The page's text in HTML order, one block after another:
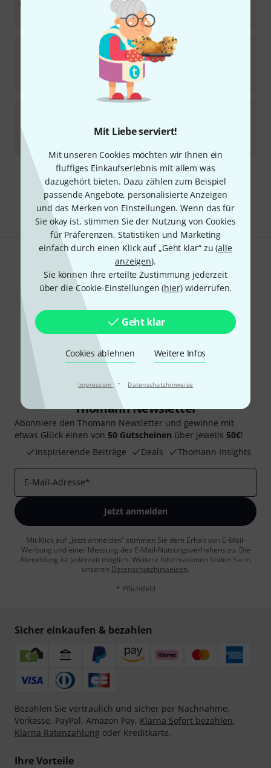
Mit Liebe serviert!
Mit unseren Cookies möchten wir Ihnen ein
fluffiges Einkaufserlebnis mit allem was
dazugehört bieten. Dazu zählen zum Beispiel
passende Angebote, personalisierte Anzeigen
und das Merken von Einstellungen. Wenn das für
Sie okay ist, stimmen Sie der Nutzung von Cookies
für Präferenzen, Statistiken und Marketing
einfach durch einen Klick auf „Geht klar“ zu (alle
anzeigen).
Sie können Ihre erteilte Zustimmung jederzeit
über die Cookie-Einstellungen (hier) widerrufen.
Geht klar
Cookies ablehnen Weitere Infos
Impressum · Datenschutzhinweise
Sofort lieferbar
Rudolf SchwarzStrap Children Snare Eagle
2
Sofort lieferbar
Sofort lieferbar
Kostenloser Versand ab 29 €
Alle Preise inkl. MwSt.
Gefällt Ihnen, was Sie sehen?
Teilen Hilfe & Feedback
Thomann Newsletter
Abonniere den Thomann Newsletter und gewinne mit
etwas Glück einen von 50 Gutscheinen über jeweils 50€!
Inspirierende Beiträge
Deals Thomann Insights
E-Mail-Adresse*
Jetzt anmelden
Mit Klick auf „Jetzt anmelden“ stimmen Sie dem Erhalt von E-Mail-
Werbung und einer Messung des E-Mail-Nutzungsverhaltens zu. Die
Abmeldung ist jederzeit möglich. Weitere Informationen finden Sie in
unseren Datenschutzhinweisen.
* Pflichtfeld
Sicher einkaufen & bezahlen
Bezahlen Sie vertraulich und sicher per Nachnahme,
Vorkasse, PayPal, Amazon Pay, Klarna Sofort bezahlen,
Klarna Ratenzahlung oder Kreditkarte.
Ihre Vorteile